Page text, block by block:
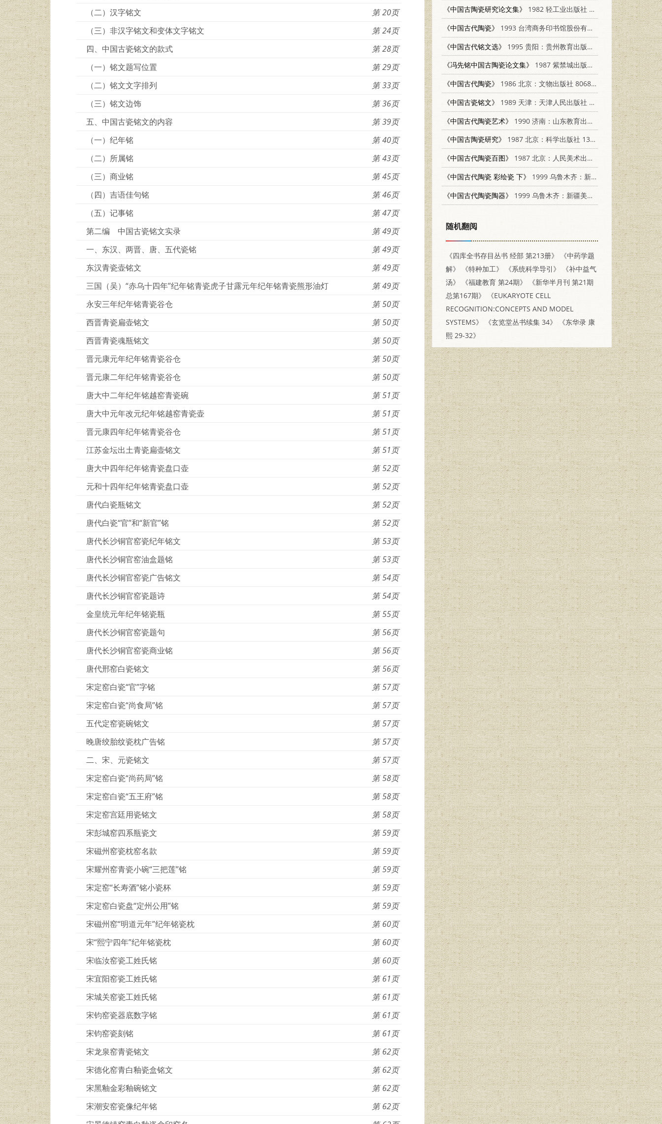
（二）汉字铭文
20
（三）非汉字铭文和变体文字铭文
24
四、中国古瓷铭文的款式
28
（一）铭文题写位置
29
（二）铭文文字排列
33
（三）铭文边饰
36
五、中国古瓷铭文的内容
39
（一）纪年铭
40
（二）所属铭
43
（三）商业铭
45
（四）吉语佳句铭
46
（五）记事铭
47
第二编 中国古瓷铭文实录
49
一、东汉、两晋、唐、五代瓷铭
49
东汉青瓷壶铭文
49
三国（吴）“赤乌十四年”纪年铭青瓷虎子甘露元年纪年铭青瓷熊形油灯
49
永安三年纪年铭青瓷谷仓
50
西晋青瓷扁壶铭文
50
西晋青瓷魂瓶铭文
50
晋元康元年纪年铭青瓷谷仓
50
晋元康二年纪年铭青瓷谷仓
50
唐大中二年纪年铭越窑青瓷碗
51
唐大中元年改元纪年铭越窑青瓷壶
51
晋元康四年纪年铭青瓷谷仓
51
江苏金坛出土青瓷扁壶铭文
51
唐大中四年纪年铭青瓷盘口壶
52
元和十四年纪年铭青瓷盘口壶
52
唐代白瓷瓶铭文
52
唐代白瓷“官”和“新官”铭
52
唐代长沙铜官窑瓷纪年铭文
53
唐代长沙铜官窑油盒题铭
53
唐代长沙铜官窑瓷广告铭文
54
唐代长沙铜官窑瓷题诗
54
金皇统元年纪年铭瓷瓶
55
唐代长沙铜官窑瓷题句
56
唐代长沙铜官窑瓷商业铭
56
唐代邢窑白瓷铭文
56
宋定窑白瓷“官”字铭
57
宋定窑白瓷“尚食局”铭
57
五代定窑瓷碗铭文
57
晚唐绞胎纹瓷枕广告铭
57
二、宋、元瓷铭文
57
宋定窑白瓷“尚药局”铭
58
宋定窑白瓷“五王府”铭
58
宋定窑宫廷用瓷铭文
58
宋彭城窑四系瓶瓷文
59
宋磁州窑瓷枕窑名款
59
宋耀州窑青瓷小碗“三把莲”铭
59
宋定窑“长寿酒”铭小瓷杯
59
宋定窑白瓷盘“定州公用”铭
59
宋磁州窑“明道元年”纪年铭瓷枕
60
宋“熙宁四年”纪年铭瓷枕
60
宋临汝窑瓷工姓氏铭
60
宋宜阳窑瓷工姓氏铭
61
宋城关窑瓷工姓氏铭
61
宋钧窑瓷器底数字铭
61
宋钧窑瓷刻铭
61
宋龙泉窑青瓷铭文
62
宋德化窑青白釉瓷盒铭文
62
宋黑釉金彩釉碗铭文
62
宋潮安窑瓷像纪年铭
62
《中国古陶瓷研究论文集》
1982 轻工业出版社 15042·1720
《中国古代陶瓷》
1993 台湾商务印书馆股份有限公司 9570507977
《中国古代铭文选》
1995 贵阳：贵州教育出版社 7805837252
《冯先铭中国古陶瓷论文集》
1987 紫禁城出版社，雨木出版社 9623210019
《中国古代陶瓷》
1986 北京：文物出版社 8068·1473
《中国古瓷铭文》
1989 天津：天津人民出版社 7201004549
《中国古代陶瓷艺术》
1990 济南：山东教育出版社 7532810631
《中国古陶瓷研究》
1987 北京：科学出版社 13031·3948
《中国古代陶瓷百图》
1987 北京：人民美术出版社 8027·9412
《中国古代陶瓷 彩绘瓷 下》
1999 乌鲁木齐：新疆美术摄影出版社 7805477884
《中国古代陶瓷陶器》
1999 乌鲁木齐：新疆美术摄影出版社 7805477884
随机翻阅
《四库全书存目丛书 经部 第213册》
《中药学题
解》
《特种加工》 《系统科学导引》
《补中益气
汤》
《福建教育 第24期》
《新华半月刊 第21期
总第167期》
《EUKARYOTE CELL
RECOGNITION:CONCEPTS AND MODEL
SYSTEMS》
《玄览堂丛书续集 34》
《东华录 康
熙 29-32》